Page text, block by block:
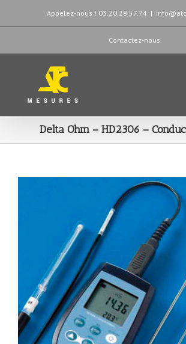
Appelez-nous ! 03.20.28.57.74 |
Contactez-nous
Delta Ohm – HD2306 –